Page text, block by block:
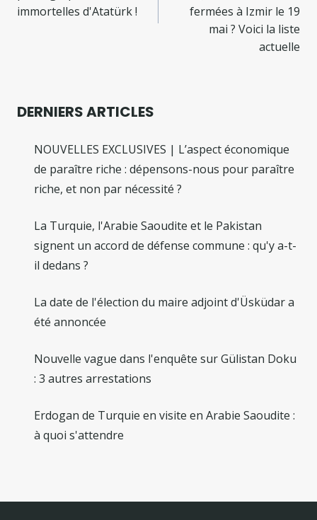
immortelles d'Atatürk !
fermées à Izmir le 19
mai ? Voici la liste
actuelle
DERNIERS ARTICLES
NOUVELLES EXCLUSIVES | L’aspect économique
de paraître riche : dépensons-nous pour paraître
riche, et non par nécessité ?
La Turquie, l'Arabie Saoudite et le Pakistan
signent un accord de défense commune : qu'y a-t-
il dedans ?
La date de l'élection du maire adjoint d'Üsküdar a
été annoncée
Nouvelle vague dans l'enquête sur Gülistan Doku
: 3 autres arrestations
Erdogan de Turquie en visite en Arabie Saoudite :
à quoi s'attendre